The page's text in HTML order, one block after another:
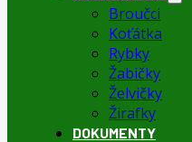
Broučci
Koťátka
Rybky
Žabičky
Želvičky
Žirafky
DOKUMENTY